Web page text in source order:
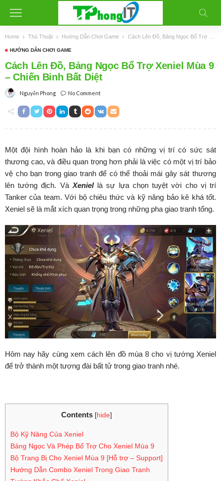
Home Thủ Thuật Hướng Dẫn Chơi Game Cách Lên Đồ, Bảng Ngọc Bổ Trợ Xeniel Mùa 9 – Chiến Binh Bất Diệt
HƯỚNG DẪN CHƠI GAME
Cách Lên Đồ, Bảng Ngọc Bổ Trợ Xeniel Mùa 9
– Chiến Binh Bất Diệt
Nguyễn Phong No Comment
Một đội hình hoàn hảo là khi bạn có những vị trí có sức sát
thương cao, và điều quan trọng hơn phải là việc có một vị trí bảo
vệ cho bạn trong giao tranh để có thể thoải mái gây sát thương
lên tướng địch. VàXeniellà sự lựa chọn tuyệt vời cho vị trí
Tanker của team. Với bộ chiêu thức và kỹ năng bảo kê khá tốt.
Xeniel sẽ là mắt xích quan trọng trong những pha giao tranh tổng.
Hôm nay hãy cùng xem cách lên đồ mùa 8 cho vị tướng Xeniel
để trở thành một tượng đài bất tử trong giao tranh nhé.
Contents [hide]
Bộ Kỹ Năng Của Xeniel
Bảng Ngọc Và Phép Bổ Trợ Cho Xeniel Mùa 9
Bộ Trang Bị Cho Xeniel Mùa 9 [Hỗ trợ – Support]
Hướng Dẫn Combo Xeniel Trong Giao Tranh